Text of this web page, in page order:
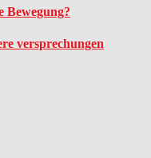
versprechungen